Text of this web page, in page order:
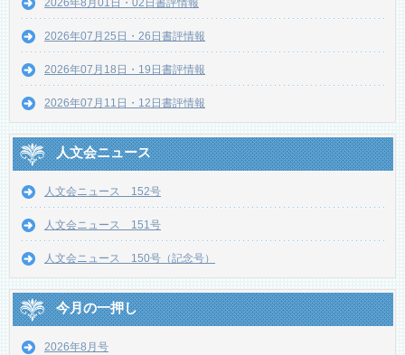
2026年07月25日・26日書評情報
2026年07月18日・19日書評情報
2026年07月11日・12日書評情報
人文会ニュース
人文会ニュース 152号
人文会ニュース 151号
人文会ニュース 150号（記念号）
今月の一押し
2026年8月号